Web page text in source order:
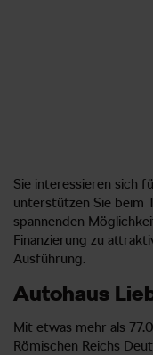
Sie interessieren sich
unterstützen Sie beim
spannenden
Finanzierung zu
Ausführung.
Autohaus
Mit etwas mehr als
Römischen Reichs